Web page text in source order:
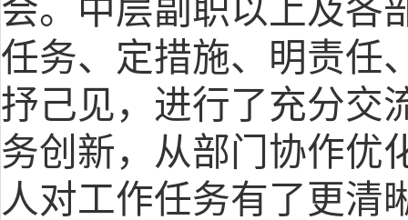
会。中层副职以上及各
任务、定措施、明责任
抒己见，进行了充分交
务创新，从部门协作优
人对工作任务有了更清